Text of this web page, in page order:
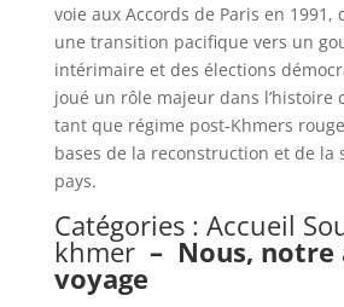
voie aux Accords de Paris en
une transition pacifique vers un
intérimaire et des élections
joué un rôle majeur dans l’histoire
tant que régime post-Khmers
bases de la reconstruction et de la
pays.
Catégories : Accueil
khmer – Nous, notre
voyage